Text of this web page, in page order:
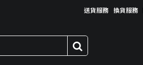
送貨服務 換貨服務